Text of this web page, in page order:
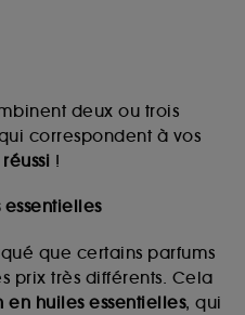
deux ou trois
correspondent à vos
!
que certains parfums
prix très différents. Cela
huiles essentielles, qui